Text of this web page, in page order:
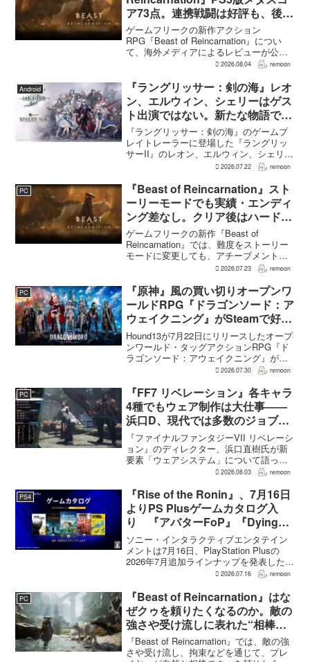
ア73点。連携戦闘は好評も、後半
の“ボス再戦続き”には不満
ゲームフリークの新作アクション
RPG『Beast of Reincarnation』につい
て、海外メディアによるレビューが公開
された。PS5版のメタスコアは73。採点
否両論で、不評に分類されたレビュ...
2026.08.04 remoon
Android
『ラングリッサー：剣の海』レオ
ン、エルウィン、シェリーはゲス
ト出演ではない。新たな物語で重
要な役割を担う
『ラングリッサー：剣の海』のゲームプ
レイトレーラーに登場した『ラングリッ
サーII』のレオン、エルウィン、シェリー
は、単なるファンサービスやゲスト出演
を担う。ファミ通のメールインタビュー
で本作のプロデューサ...
2026.07.22 remoon
PC
『Beast of Reincarnation』スト
ーリーモードでも実績・エンディ
ング差なし。クリア後はハード超
えのNEW GAME+も
ゲームフリークの新作『Beast of
Reincarnation』では、難度をストーリー
モードに変更しても、アチーブメントや
収集要素、エンディングに違いはない。
難度のNEW GAME+も用意されてい
る。...
2026.07.23 remoon
PC
『原神』風の買い切りオープンワ
ールドRPG『ドラゴンソード：ア
ウェイクニング』がSteamで好発
進。価格3,480円、レビュー5,000
件超で約90％好評
Hound13が7月22日にリリースしたオープ
ンワールド・タッグアクションRPG『ド
ラゴンソード：アウェイクニング』が、
Steamで好調なスタートを切った。7月30
ユーザーレビューは5,710件に達し、う...
2026.07.30 remoon
PC
『FF7 リベレーション』各キャラ
4種でもウェア制作は大仕事――
浜口D、現代では多数のジョブを
1作に盛り込むのは極めて困難と
説明
『ファイナルファンタジーVII リベレーシ
ョン』のディレクター、浜口直樹氏が新
要素「ウェアシステム」について語っ
た。本作では8人のパーティキャラクター
が、キャラクター数が多いため、作業量
はかなりのものにな...
2026.08.03 remoon
PS4
『Rise of the Ronin』、7月16日
よりPS Plusゲームカタログ入
り 『アバターFoP』『Dying
Light』なども順次配信
ソニー・インタラクティブエンタテイン
メントは7月16日、PlayStation Plusの
2026年7月追加ラインナップを発表した。
幕末の日本を舞台とするTeam NINJAのオ
the Ron...
2026.07.16 remoon
PC
『Beast of Reincarnation』はな
ぜクゥを頼りたくなるのか。敵の
強さや受け流しに表れた“相棒と
の共闘”設計
『Beast of Reincarnation』では、敵の強
さや受け流し、拘束などを通じて、プレ